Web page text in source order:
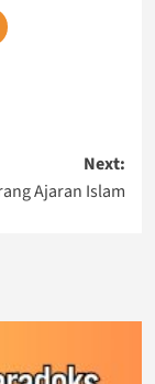
Next:
Ajaran Islam